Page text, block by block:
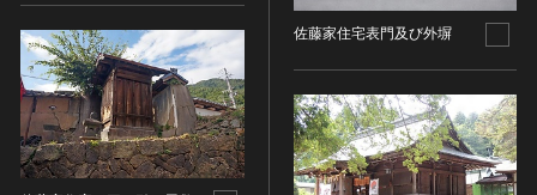
佐藤家住宅表門及び外塀
その他
民俗
有形民俗文化財
無形民俗文化財
史跡